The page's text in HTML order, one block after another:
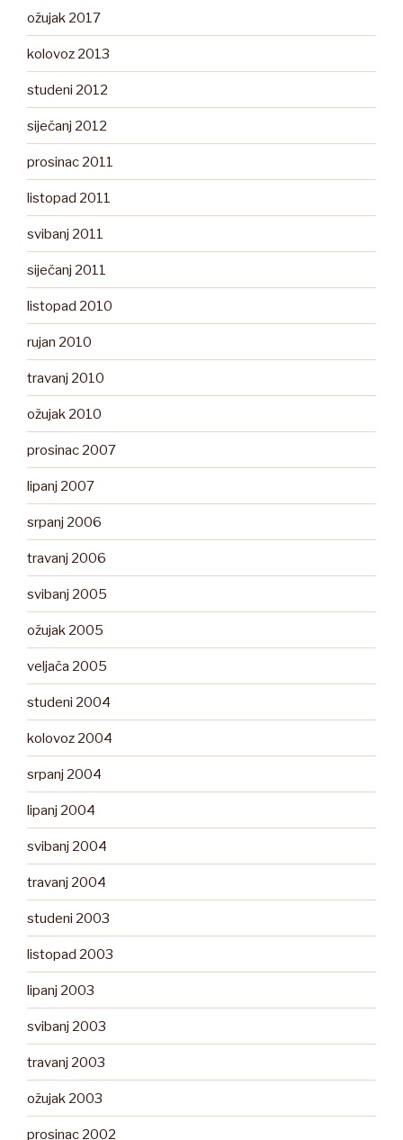
ožujak 2017
kolovoz 2013
studeni 2012
siječanj 2012
prosinac 2011
listopad 2011
svibanj 2011
siječanj 2011
listopad 2010
rujan 2010
travanj 2010
ožujak 2010
prosinac 2007
lipanj 2007
srpanj 2006
travanj 2006
svibanj 2005
ožujak 2005
veljača 2005
studeni 2004
kolovoz 2004
srpanj 2004
lipanj 2004
svibanj 2004
travanj 2004
studeni 2003
listopad 2003
lipanj 2003
svibanj 2003
travanj 2003
ožujak 2003
prosinac 2002